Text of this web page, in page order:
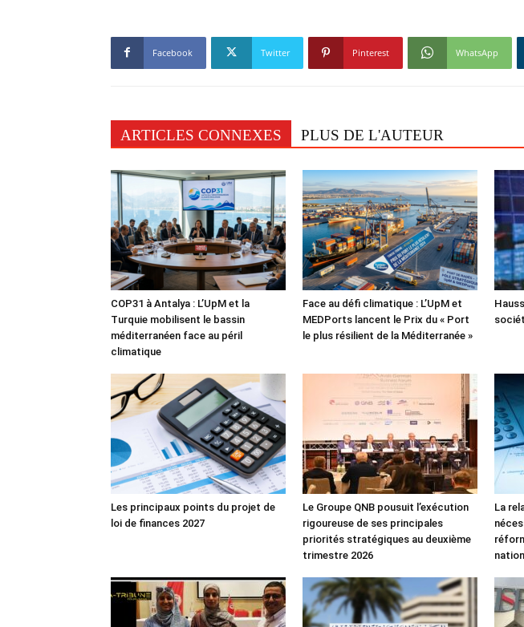
Facebook Twitter Pinterest WhatsApp
ARTICLES CONNEXES PLUS DE L'AUTEUR
COP31 à Antalya : L’UpM et la
Turquie mobilisent le bassin
méditerranéen face au péril
climatique
Face au défi climatique : L’UpM et
MEDPorts lancent le Prix du « Port
le plus résilient de la Méditerranée »
Les principaux points du projet de
loi de finances 2027
Le Groupe QNB pousuit l’exécution
rigoureuse de ses principales
priorités stratégiques au deuxième
trimestre 2026
La